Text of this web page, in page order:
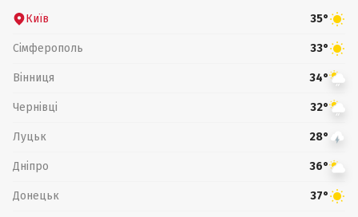
Київ 35°
Сімферополь 33°
Вінниця 34°
Чернівці 32°
Луцьк 28°
Дніпро 36°
Донецьк 37°